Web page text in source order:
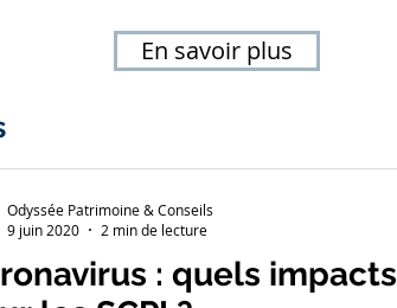
En savoir plus
: quels impacts
Odyssée Patrimoine & Conseils
9 juin 2020
2 min de lecture